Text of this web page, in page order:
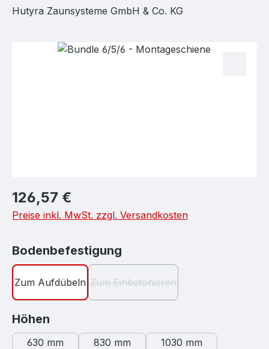
Hutyra Zaunsysteme GmbH & Co. KG
Bildergalerie überspringen
Regulärer Preis:
126,57 €
Preise inkl. MwSt. zzgl. Versandkosten
Bodenbefestigung
Zum Aufdübeln Zum Einbetonieren
(Diese Option ist zurzeit nicht
Höhen
630 mm 830 mm
1030 mm